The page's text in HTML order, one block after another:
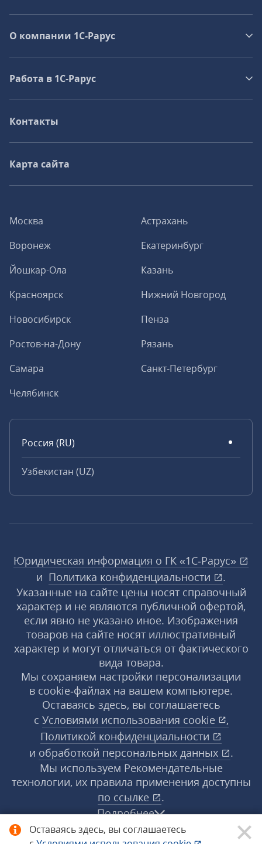
Оставаясь здесь, вы соглашаетесь
Москва
Астрахань
Воронеж
Екатеринбург
Йошкар-Ола
Казань
Красноярск
Нижний Новгород
Новосибирск
Пенза
Ростов-на-Дону
Рязань
Самара
Санкт-Петербург
Челябинск
Россия (RU)
Узбекистан (UZ)
О компании 1C-Рарус
Работа в 1С‑Рарус
Контакты
Карта сайта
Юридическая информация о ГК «1С‑Рарус»
и Политика конфиденциальности
.
Указанные на сайте цены носят справочный
характер и не являются публичной офертой,
если явно не указано иное. Изображения
товаров на сайте носят иллюстративный
характер и могут отличаться от фактического
вида товара.
Мы сохраняем настройки персонализации
в cookie‑файлах на вашем компьютере.
Оставаясь здесь, вы соглашаетесь
с Условиями использования cookie
,
Политикой конфиденциальности
и обработкой персональных данных
.
Мы используем Рекомендательные
технологии, их правила применения доступны
по ссылке
.
Подробнее